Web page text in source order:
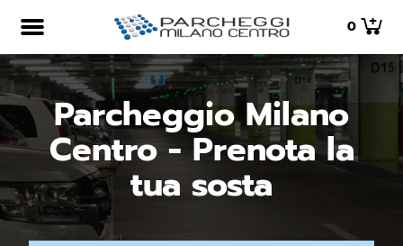
0
Parcheggio Milano
Centro - Prenota la
tua sosta